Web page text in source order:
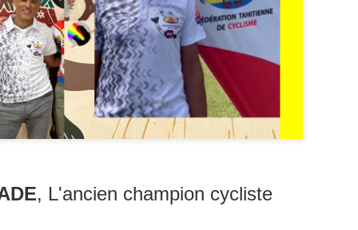
, L'ancien champion cycliste